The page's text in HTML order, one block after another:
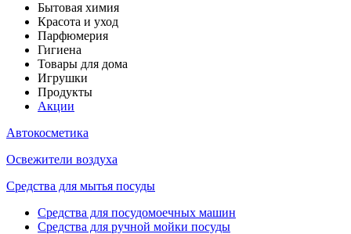
Бытовая химия
Красота и уход
Парфюмерия
Гигиена
Товары для дома
Игрушки
Продукты
Акции
Автокосметика
Освежители воздуха
Средства для мытья посуды
Средства для посудомоечных машин
Средства для ручной мойки посуды